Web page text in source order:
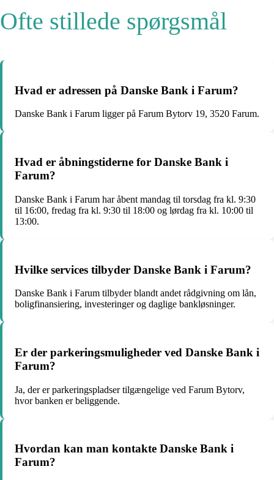
Ofte stillede spørgsmål
Hvad er adressen på Danske Bank i Farum?
Danske Bank i Farum ligger på Farum Bytorv 19, 3520 Farum.
Hvad er åbningstiderne for Danske Bank i
Farum?
Danske Bank i Farum har åbent mandag til torsdag fra kl. 9:30
til 16:00, fredag fra kl. 9:30 til 18:00 og lørdag fra kl. 10:00 til
13:00.
Hvilke services tilbyder Danske Bank i Farum?
Danske Bank i Farum tilbyder blandt andet rådgivning om lån,
boligfinansiering, investeringer og daglige bankløsninger.
Er der parkeringsmuligheder ved Danske Bank i
Farum?
Ja, der er parkeringspladser tilgængelige ved Farum Bytorv,
hvor banken er beliggende.
Hvordan kan man kontakte Danske Bank i
Farum?